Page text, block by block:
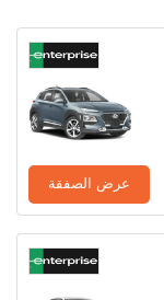
عرض الصفقة